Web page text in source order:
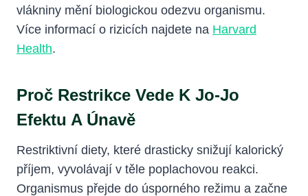
vlákniny mění biologickou odezvu organismu.
Více informací o rizicích najdete na Harvard
Health.
Proč Restrikce Vede K Jo-Jo
Efektu A Únavě
Restriktivní diety, které drasticky snižují kalorický
příjem, vyvolávají v těle poplachovou reakci.
Organismus přejde do úsporného režimu a začne